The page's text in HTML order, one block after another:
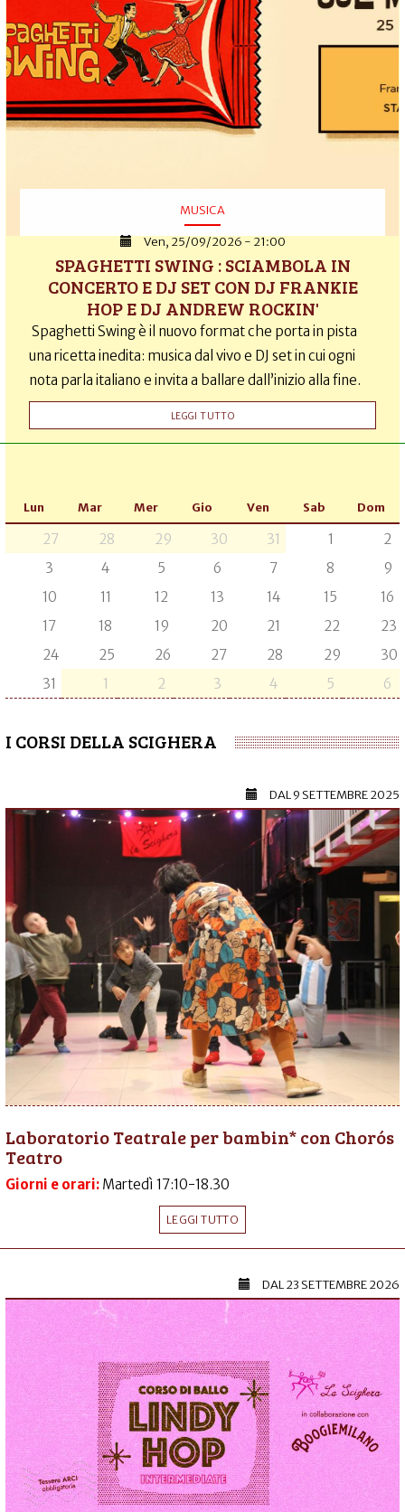
MUSICA
Ven, 25/09/2026 - 21:00
SPAGHETTI SWING : SCIAMBOLA IN
CONCERTO E DJ SET CON DJ FRANKIE
HOP E DJ ANDREW ROCKIN'
Spaghetti Swing è il nuovo format che porta in pista
una ricetta inedita: musica dal vivo e DJ set in cui ogni
nota parla italiano e invita a ballare dall’inizio alla fine.
LEGGI TUTTO
Lun Mar Mer Gio Ven Sab Dom
27 28 29 30 31 1
2
3
4 5 6 7 8
9
10
11 12 13 14 15
16
17
18 19 20 21 22
23
24
25 26 27 28 29
30
31
1 2 3 4 5 6
I CORSI DELLA SCIGHERA
DAL9 SETTEMBRE 2025
Laboratorio Teatrale per bambin* con Chorós
Teatro
Giorni e orari: Martedì 17:10-18.30
LEGGI TUTTO
DAL23 SETTEMBRE 2026